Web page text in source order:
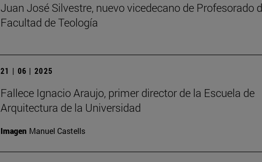
Juan José Silvestre, nuevo vicedecano de Profesorado
Facultad de Teología
21 | 06 | 2025
Fallece Ignacio Araujo, primer director de la Escuela de
Arquitectura de la Universidad
Imagen Manuel Castells